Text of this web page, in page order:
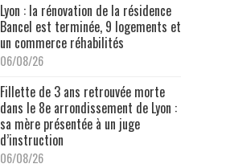
Lyon : la rénovation de la résidence
Bancel est terminée, 9 logements et
un commerce réhabilités
06/08/26
Fillette de 3 ans retrouvée morte
dans le 8e arrondissement de Lyon :
sa mère présentée à un juge
d’instruction
06/08/26